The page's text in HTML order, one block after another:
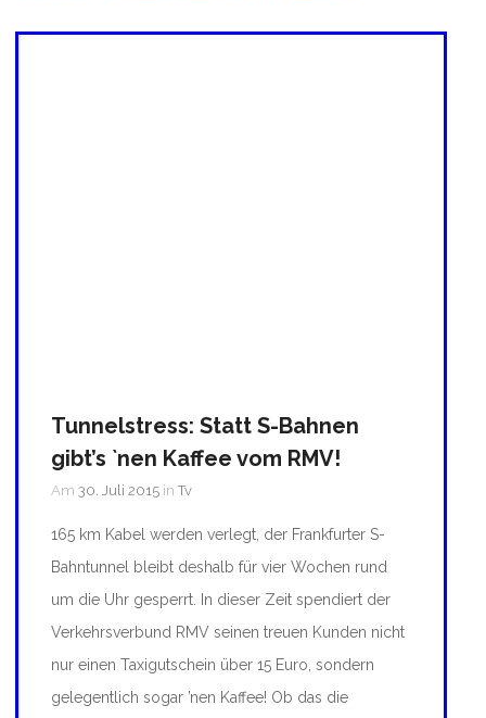
Tunnelstress: Statt S-Bahnen
gibt’s `nen Kaffee vom RMV!
Am 30. Juli 2015 inTv
165 km Kabel werden verlegt, der Frankfurter S-
Bahntunnel bleibt deshalb für vier Wochen rund
um die Uhr gesperrt. In dieser Zeit spendiert der
Verkehrsverbund RMV seinen treuen Kunden nicht
nur einen Taxigutschein über 15 Euro, sondern
gelegentlich sogar ’nen Kaffee! Ob das die